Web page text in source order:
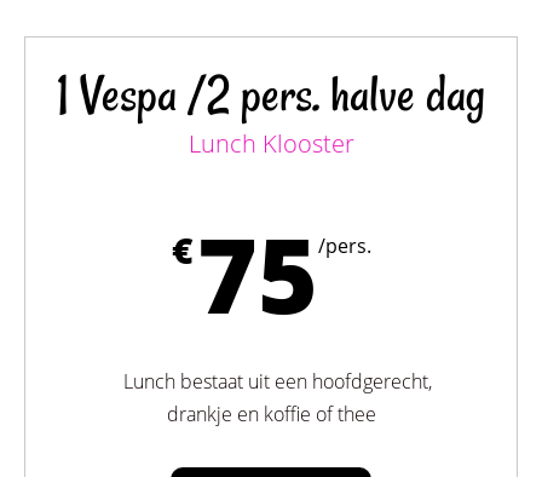
1 Vespa /2 pers. halve dag
Lunch Klooster
€75/pers.
Lunch bestaat uit een hoofdgerecht,
drankje en koffie of thee